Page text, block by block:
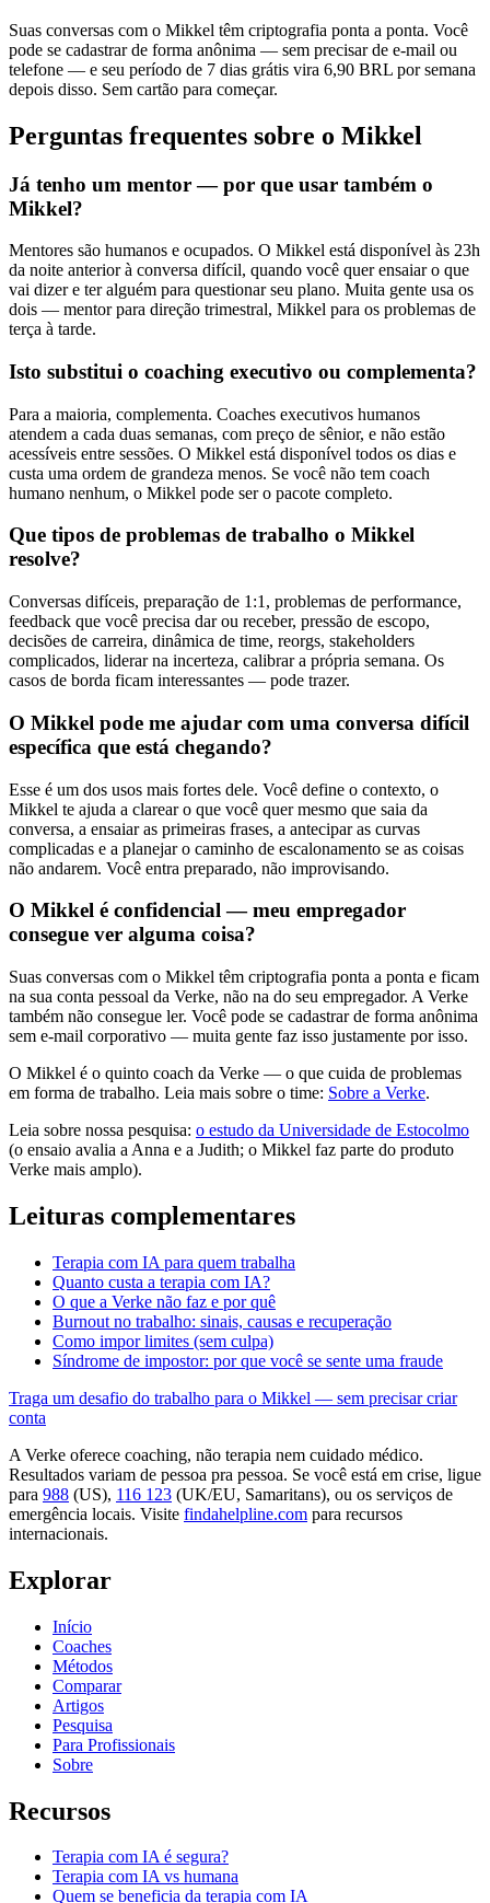
Suas conversas com o Mikkel têm criptografia ponta a ponta. Você
pode se cadastrar de forma anônima — sem precisar de e-mail ou
telefone — e seu período de 7 dias grátis vira 6,90 BRL por semana
depois disso. Sem cartão para começar.
Perguntas frequentes sobre o Mikkel
Já tenho um mentor — por que usar também o
Mikkel?
Mentores são humanos e ocupados. O Mikkel está disponível às 23h
da noite anterior à conversa difícil, quando você quer ensaiar o que
vai dizer e ter alguém para questionar seu plano. Muita gente usa os
dois — mentor para direção trimestral, Mikkel para os problemas de
terça à tarde.
Isto substitui o coaching executivo ou complementa?
Para a maioria, complementa. Coaches executivos humanos
atendem a cada duas semanas, com preço de sênior, e não estão
acessíveis entre sessões. O Mikkel está disponível todos os dias e
custa uma ordem de grandeza menos. Se você não tem coach
humano nenhum, o Mikkel pode ser o pacote completo.
Que tipos de problemas de trabalho o Mikkel
resolve?
Conversas difíceis, preparação de 1:1, problemas de performance,
feedback que você precisa dar ou receber, pressão de escopo,
decisões de carreira, dinâmica de time, reorgs, stakeholders
complicados, liderar na incerteza, calibrar a própria semana. Os
casos de borda ficam interessantes — pode trazer.
O Mikkel pode me ajudar com uma conversa difícil
específica que está chegando?
Esse é um dos usos mais fortes dele. Você define o contexto, o
Mikkel te ajuda a clarear o que você quer mesmo que saia da
conversa, a ensaiar as primeiras frases, a antecipar as curvas
complicadas e a planejar o caminho de escalonamento se as coisas
não andarem. Você entra preparado, não improvisando.
O Mikkel é confidencial — meu empregador
consegue ver alguma coisa?
Suas conversas com o Mikkel têm criptografia ponta a ponta e ficam
na sua conta pessoal da Verke, não na do seu empregador. A Verke
também não consegue ler. Você pode se cadastrar de forma anônima
sem e-mail corporativo — muita gente faz isso justamente por isso.
O Mikkel é o quinto coach da Verke — o que cuida de problemas
em forma de trabalho. Leia mais sobre o time: Sobre a Verke.
Leia sobre nossa pesquisa: o estudo da Universidade de Estocolmo
(o ensaio avalia a Anna e a Judith; o Mikkel faz parte do produto
Verke mais amplo).
Leituras complementares
Terapia com IA para quem trabalha
Quanto custa a terapia com IA?
O que a Verke não faz e por quê
Burnout no trabalho: sinais, causas e recuperação
Como impor limites (sem culpa)
Síndrome de impostor: por que você se sente uma fraude
Traga um desafio do trabalho para o Mikkel — sem precisar criar
conta
A Verke oferece coaching, não terapia nem cuidado médico.
Resultados variam de pessoa pra pessoa. Se você está em crise, ligue
para 988 (US), 116 123 (UK/EU, Samaritans), ou os serviços de
emergência locais. Visite findahelpline.com para recursos
internacionais.
Explorar
Início
Coaches
Métodos
Comparar
Artigos
Pesquisa
Para Profissionais
Sobre
Recursos
Terapia com IA é segura?
Terapia com IA vs humana
Quem se beneficia da terapia com IA